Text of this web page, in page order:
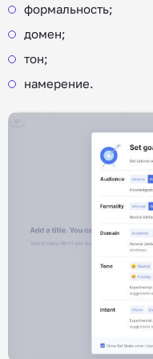
формальность;
домен;
тон;
намерение.